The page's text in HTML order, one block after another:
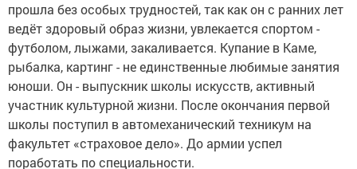
прошла без особых трудностей, так как он с ранних лет
ведёт здоровый образ жизни, увлекается спортом -
футболом, лыжами, закаливается. Купание в Каме,
рыбалка, картинг - не единственные любимые занятия
юноши. Он - выпускник школы искусств, активный
участник культурной жизни. После окончания первой
школы поступил в автомеханический техникум на
факультет «страховое дело». До армии успел
поработать по специальности.